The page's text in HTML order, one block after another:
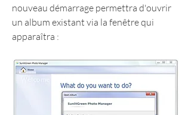
nouveau démarrage permettra d'ouvrir
un album existant via la fenêtre qui
apparaîtra :